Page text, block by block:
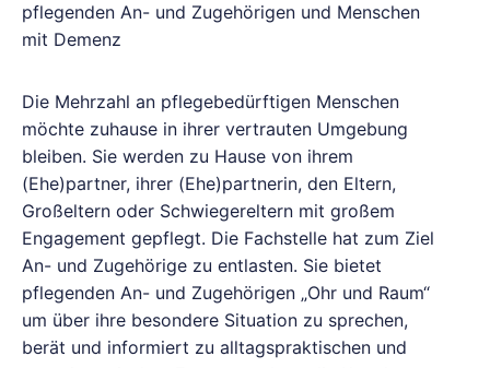
pflegenden An- und Zugehörigen und Menschen
mit Demenz
Die Mehrzahl an pflegebedürftigen Menschen
möchte zuhause in ihrer vertrauten Umgebung
bleiben. Sie werden zu Hause von ihrem
(Ehe)partner, ihrer (Ehe)partnerin, den Eltern,
Großeltern oder Schwiegereltern mit großem
Engagement gepflegt. Die Fachstelle hat zum Ziel
An- und Zugehörige zu entlasten. Sie bietet
pflegenden An- und Zugehörigen „Ohr und Raum“
um über ihre besondere Situation zu sprechen,
berät und informiert zu alltagspraktischen und